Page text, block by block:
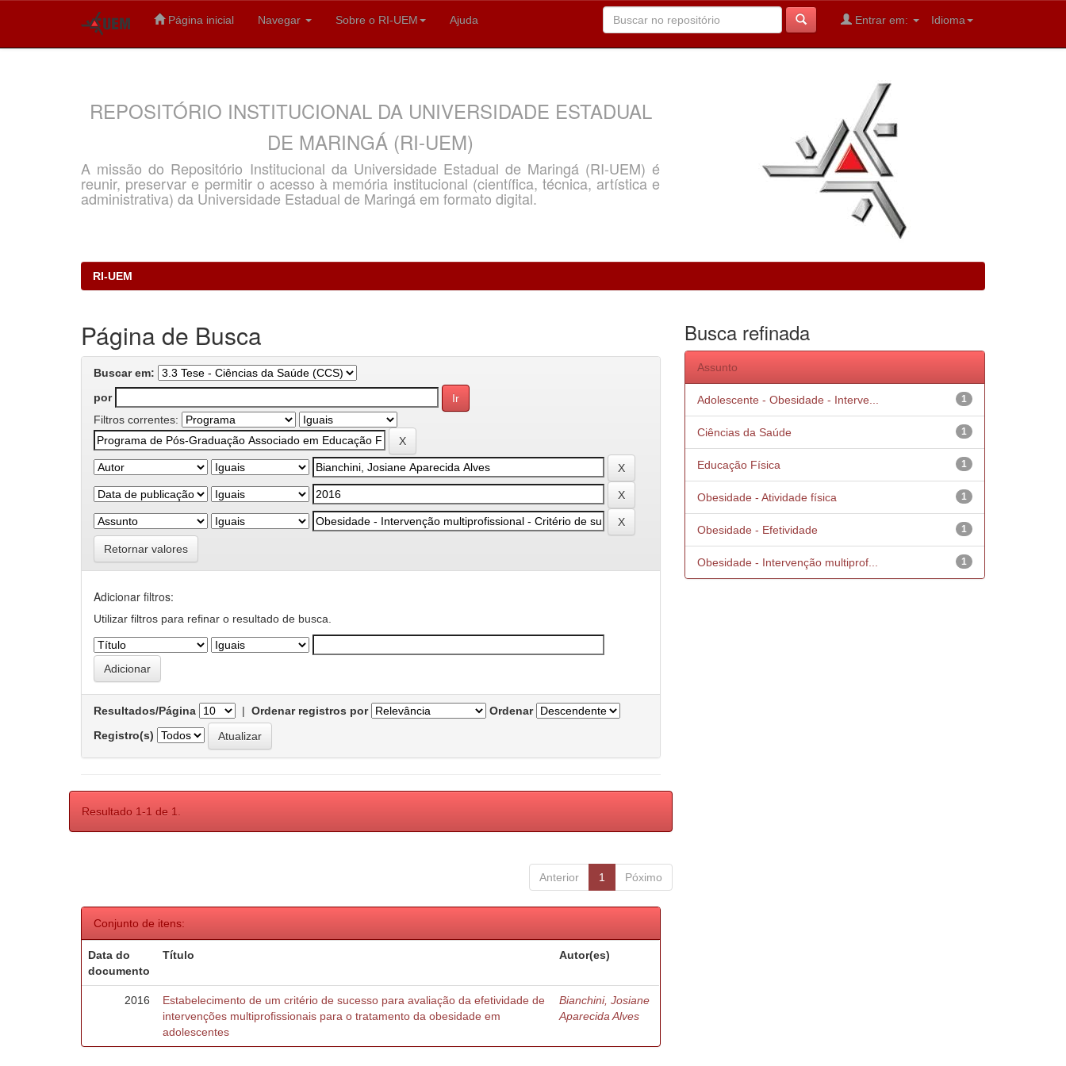
Página inicial Navegar Sobre o RI-UEM Ajuda Idioma
Entrar em:
REPOSITÓRIO INSTITUCIONAL DA UNIVERSIDADE ESTADUAL
DE MARINGÁ (RI-UEM)
A missão do Repositório Institucional da Universidade Estadual de Maringá (RI-UEM) é
reunir, preservar e permitir o acesso à memória institucional (científica, técnica, artística e
administrativa) da Universidade Estadual de Maringá em formato digital.
RI-UEM
Página de Busca
Buscar em:
por
Filtros correntes:
Retornar valores
Adicionar filtros:
Utilizar filtros para refinar o resultado de busca.
Resultados/Página | Ordenar registros por
Ordenar
Registro(s)
Resultado 1-1 de 1.
Anterior 1 Póximo
Conjunto de itens:
Data do
documento
Título Autor(es)
2016
Estabelecimento de um critério de sucesso para avaliação da efetividade de
intervenções multiprofissionais para o tratamento da obesidade em
adolescentes
Bianchini, Josiane
Aparecida Alves
Busca refinada
Assunto
1
Adolescente - Obesidade - Interve...
1
Ciências da Saúde
1
Educação Física
1
Obesidade - Atividade física
1
Obesidade - Efetividade
1
Obesidade - Intervenção multiprof...